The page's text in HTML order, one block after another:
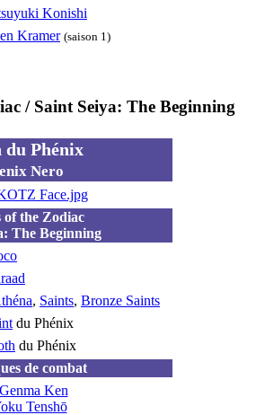
Konishi
Kramer (saison 1)
/ Saint Seiya: The Beginning
du Phénix
Nero
of the Zodiac
The Beginning
, Saints, Bronze Saints
du Phénix
du Phénix
de combat
Ken
Tenshō